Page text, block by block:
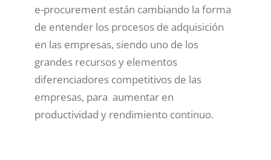
e-procurement están cambiando la forma
de entender los procesos de adquisición
en las empresas, siendo uno de los
grandes recursos y elementos
diferenciadores competitivos de las
empresas, para aumentar en
productividad y rendimiento continuo.